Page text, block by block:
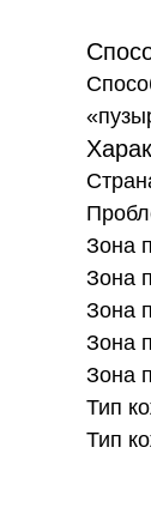
Зона
Зона
Зона
Зона
Зона
Тип
Тип